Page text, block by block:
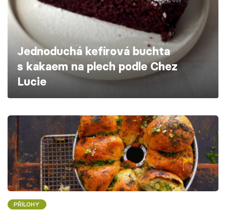
Škola vaření
Recepty z TV
Speciál: Cuketa
Těhotnej kuchař
Přihlášení
Sledujte nás
Jednoduchá kefírová buchta
s kakaem na plech podle Chez
Lucie
PŘÍLOHY